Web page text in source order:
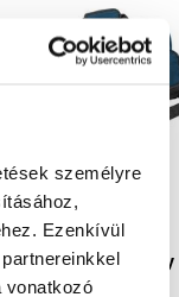
személyre
Ezenkívül
vonatkozó
Bosch
nagy